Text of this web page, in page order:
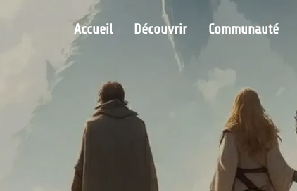
Accueil Découvrir Communauté